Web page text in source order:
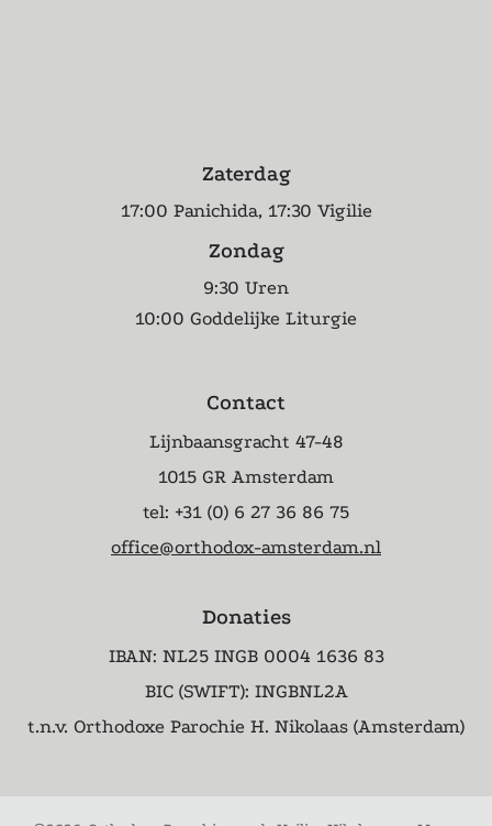
Zaterdag
17:00 Panichida, 17:30 Vigilie
Zondag
9:30 Uren
10:00 Goddelijke Liturgie
Contact
Lijnbaansgracht 47-48
1015 GR Amsterdam
tel: +31 (0) 6 27 36 86 75
office@orthodox-amsterdam.nl
Donaties
IBAN: NL25 INGB 0004 1636 83
BIC (SWIFT): INGBNL2A
t.n.v. Orthodoxe Parochie H. Nikolaas (Amsterdam)